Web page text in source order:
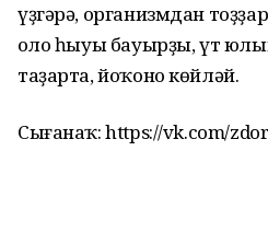
үҙгәрә, организмдан
Һоло һыуы бауырҙы, үт
таҙарта, йоҡоно көйләй.
Сығанаҡ: https://vk.com/